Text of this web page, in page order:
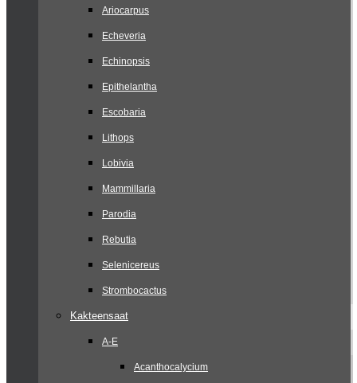
Ariocarpus
Echeveria
Echinopsis
Epithelantha
Escobaria
Lithops
Lobivia
Mammillaria
Parodia
Rebutia
Selenicereus
Strombocactus
Kakteensaat
A-E
Acanthocalycium